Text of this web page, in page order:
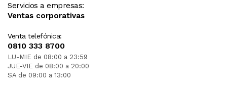
Servicios a empresas:
Ventas corporativas
Venta telefónica:
0810 333 8700
LU-MIE de 08:00 a 23:59
JUE-VIE de 08:00 a 20:00
SA de 09:00 a 13:00